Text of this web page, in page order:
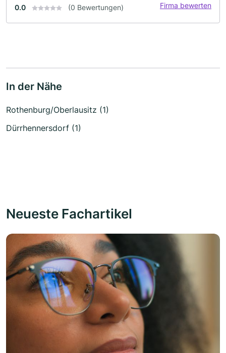
0.0 (0 Bewertungen) Firma bewerten
In der Nähe
Rothenburg/Oberlausitz (1)
Dürrhennersdorf (1)
Neueste Fachartikel